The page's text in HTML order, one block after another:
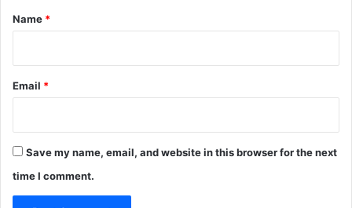
*
Name *
Email *
Save my name, email, and website in this browser for the next
time I comment.